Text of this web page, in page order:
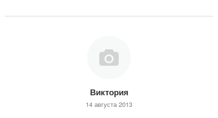
Виктория
14 августа 2013